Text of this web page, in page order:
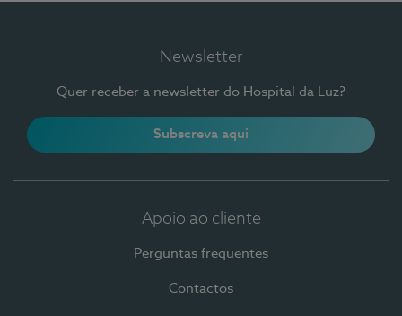
Newsletter
Quer receber a newsletter do Hospital da Luz?
Subscreva aqui
Apoio ao cliente
Perguntas frequentes
Contactos